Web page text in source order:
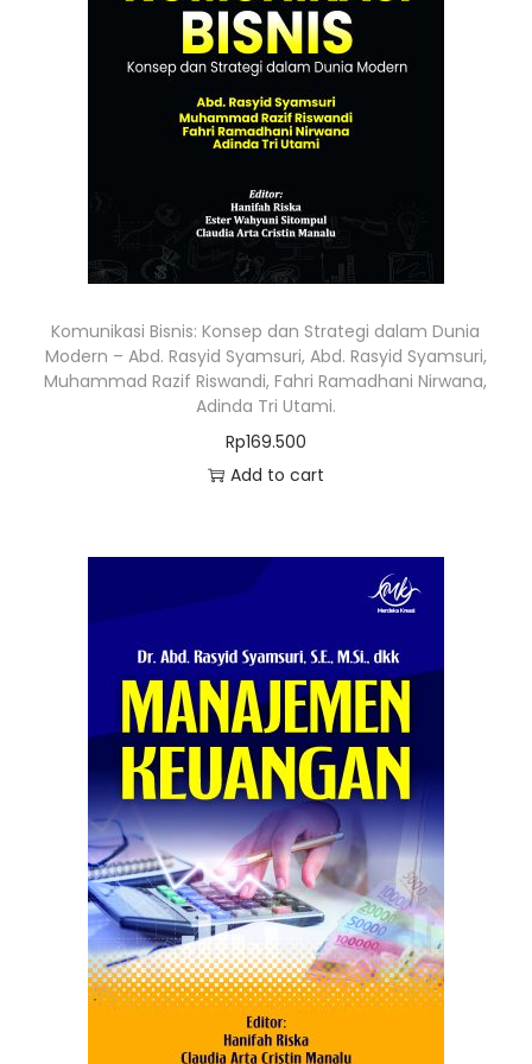
Komunikasi Bisnis: Konsep dan Strategi dalam Dunia
Modern – Abd. Rasyid Syamsuri, Abd. Rasyid Syamsuri,
Muhammad Razif Riswandi, Fahri Ramadhani Nirwana,
Adinda Tri Utami.
Rp169.500
Add to cart